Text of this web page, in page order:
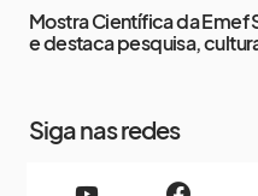
Mostra Científica da Emef
e destaca pesquisa,
Siga nas redes